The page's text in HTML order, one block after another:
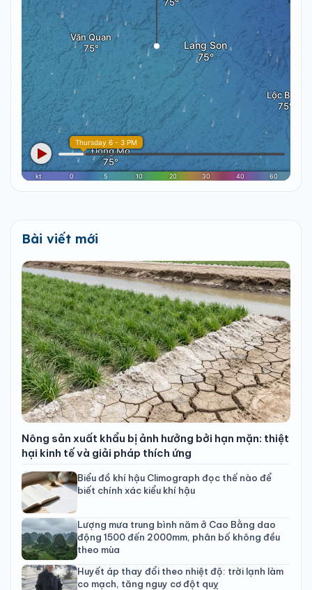
Bài viết mới
Nông sản xuất khẩu bị ảnh hưởng bởi hạn mặn: thiệt
hại kinh tế và giải pháp thích ứng
Biểu đồ khí hậu Climograph đọc thế nào để
biết chính xác kiểu khí hậu
Lượng mưa trung bình năm ở Cao Bằng dao
động 1500 đến 2000mm, phân bố không đều
theo mùa
Huyết áp thay đổi theo nhiệt độ: trời lạnh làm
co mạch, tăng nguy cơ đột quỵ